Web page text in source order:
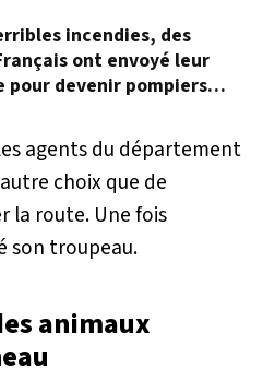
incendies, des
ont envoyé leur
pour devenir pompiers
agents du département
choix que de
la route. Une fois
son troupeau.
animaux